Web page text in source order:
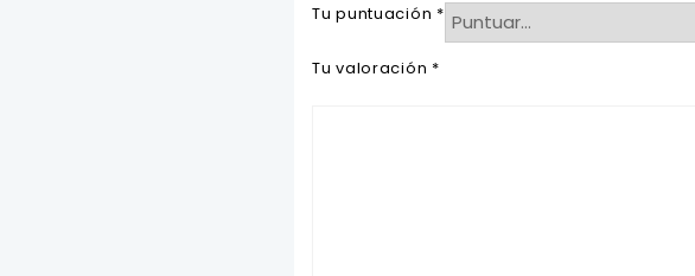
Tu puntuación *
Tu valoración *